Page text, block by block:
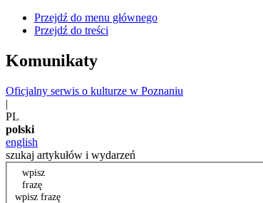
Przejdź do menu głównego
Przejdź do treści
Komunikaty
Oficjalny serwis o kulturze w Poznaniu
|
PL
polski
english
szukaj artykułów i wydarzeń
wpisz
frazę
wpisz frazę